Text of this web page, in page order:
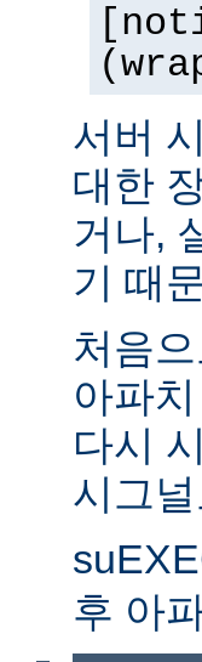
서버
대한
거나,
기 때
처음
아파
다시
시그
후 아